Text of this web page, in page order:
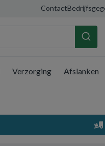
Contact
Winkelwagen
Uw
Vul
Verzorging Afslanken